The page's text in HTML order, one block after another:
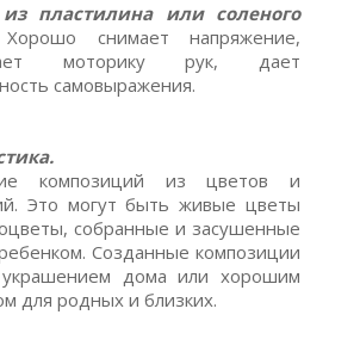
пластилина или соленого
снимает напряжение,
моторику рук, дает
самовыражения.
композиций из цветов и
Это могут быть живые цветы
собранные и засушенные
Созданные композиции
украшением дома или хорошим
для родных и близких.